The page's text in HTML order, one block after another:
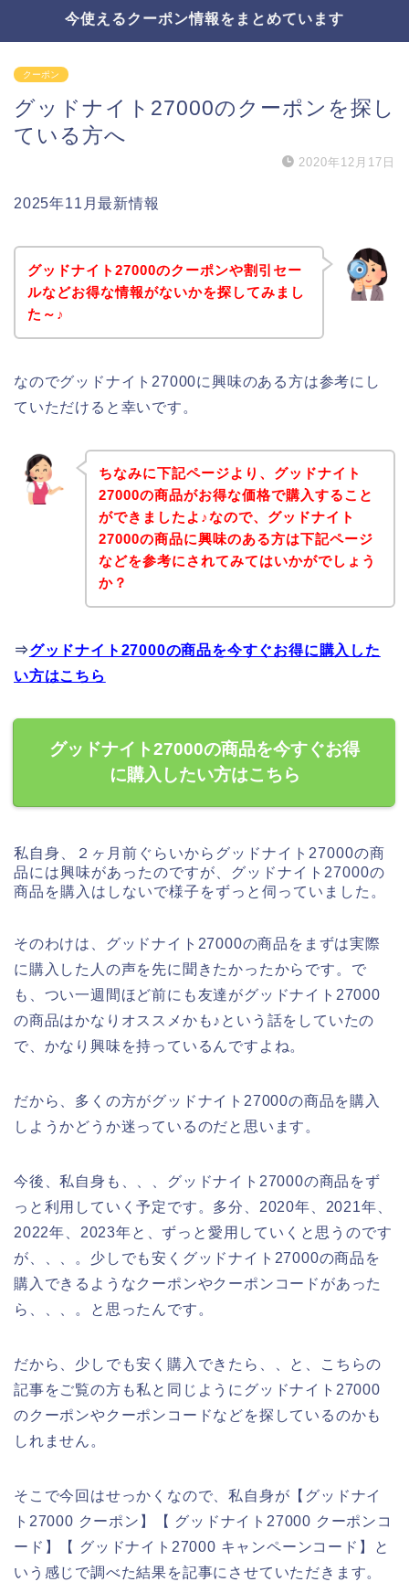
今使えるクーポン情報をまとめています
クーポン
グッドナイト27000のクーポンを探し
ている方へ
2020年12月17日
2025年11月最新情報
グッドナイト27000のクーポンや割引セー
ルなどお得な情報がないかを探してみまし
た～♪
なのでグッドナイト27000に興味のある方は参考にし
ていただけると幸いです。
ちなみに下記ページより、グッドナイト
27000の商品がお得な価格で購入すること
ができましたよ♪なので、グッドナイト
27000の商品に興味のある方は下記ページ
などを参考にされてみてはいかがでしょう
か？
⇒グッドナイト27000の商品を今すぐお得に購入した
い方はこちら
グッドナイト27000の商品を今すぐお得
に購入したい方はこちら
私自身、２ヶ月前ぐらいからグッドナイト27000の商
品には興味があったのですが、グッドナイト27000の
商品を購入はしないで様子をずっと伺っていました。
そのわけは、グッドナイト27000の商品をまずは実際
に購入した人の声を先に聞きたかったからです。で
も、つい一週間ほど前にも友達がグッドナイト27000
の商品はかなりオススメかも♪という話をしていたの
で、かなり興味を持っているんですよね。
だから、多くの方がグッドナイト27000の商品を購入
しようかどうか迷っているのだと思います。
今後、私自身も、、、グッドナイト27000の商品をず
っと利用していく予定です。多分、2020年、2021年、
2022年、2023年と、ずっと愛用していくと思うのです
が、、、。少しでも安くグッドナイト27000の商品を
購入できるようなクーポンやクーポンコードがあった
ら、、、。と思ったんです。
だから、少しでも安く購入できたら、、と、こちらの
記事をご覧の方も私と同じようにグッドナイト27000
のクーポンやクーポンコードなどを探しているのかも
しれません。
そこで今回はせっかくなので、私自身が【グッドナイ
ト27000 クーポン】【 グッドナイト27000 クーポンコ
ード】【 グッドナイト27000 キャンペーンコード】と
いう感じで調べた結果を記事にさせていただきます。